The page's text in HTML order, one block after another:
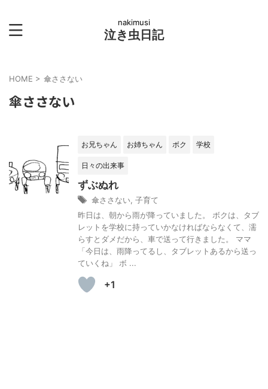
nakimusi
泣き虫日記
HOME > 傘ささない
傘ささない
お兄ちゃん お姉ちゃん ボク 学校
日々の出来事
ずぶぬれ
傘ささない 子育て
昨日は、朝から雨が降っていました。 ボクは、タブ
レットを学校に持っていかなければならなくて、濡
らすとダメだから、車で送って行きました。 ママ
「今日は、雨降ってるし、タブレットあるから送っ
ていくね」 ボ ...
+1